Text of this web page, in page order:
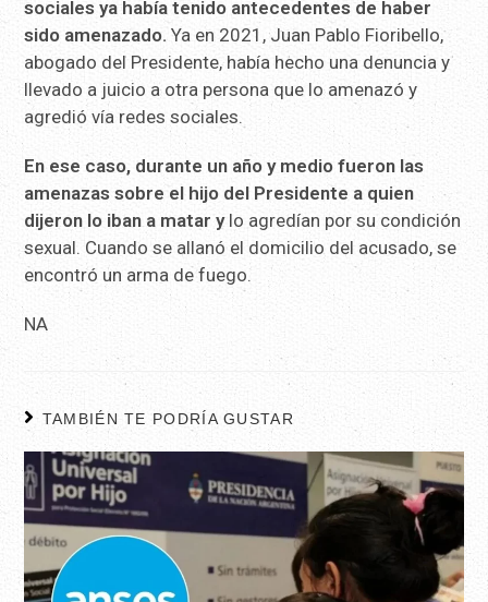
sociales ya había tenido antecedentes de haber
sido amenazado. Ya en 2021, Juan Pablo Fioribello,
abogado del Presidente, había hecho una denuncia y
llevado a juicio a otra persona que lo amenazó y
agredió vía redes sociales.
En ese caso, durante un año y medio fueron las
amenazas sobre el hijo del Presidente a quien
dijeron lo iban a matar ylo agredían por su condición
sexual. Cuando se allanó el domicilio del acusado, se
encontró un arma de fuego.
NA
TAMBIÉN TE PODRÍA GUSTAR